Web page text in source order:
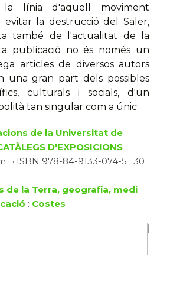
línia d'aquell moviment
la destrucció del Saler,
també de l'actualitat de la
publicació no és només un
articles de diversos autors
una gran part dels possibles
culturals i socials, d'un
tan singular com a únic.
de la Universitat de
D'EXPOSICIONS
· · ISBN 978-84-9133-074-5 · 30
de la Terra, geografia, medi
: Costes